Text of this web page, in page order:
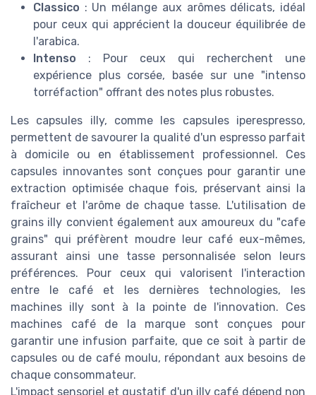
Classico : Un mélange aux arômes délicats, idéal
pour ceux qui apprécient la douceur équilibrée de
l'arabica.
Intenso : Pour ceux qui recherchent une
expérience plus corsée, basée sur une "intenso
torréfaction" offrant des notes plus robustes.
Les capsules illy, comme les capsules iperespresso,
permettent de savourer la qualité d'un espresso parfait
à domicile ou en établissement professionnel. Ces
capsules innovantes sont conçues pour garantir une
extraction optimisée chaque fois, préservant ainsi la
fraîcheur et l'arôme de chaque tasse. L'utilisation de
grains illy convient également aux amoureux du "cafe
grains" qui préfèrent moudre leur café eux-mêmes,
assurant ainsi une tasse personnalisée selon leurs
préférences. Pour ceux qui valorisent l'interaction
entre le café et les dernières technologies, les
machines illy sont à la pointe de l'innovation. Ces
machines café de la marque sont conçues pour
garantir une infusion parfaite, que ce soit à partir de
capsules ou de café moulu, répondant aux besoins de
chaque consommateur.
L'impact sensoriel et gustatif d'un illy café dépend non